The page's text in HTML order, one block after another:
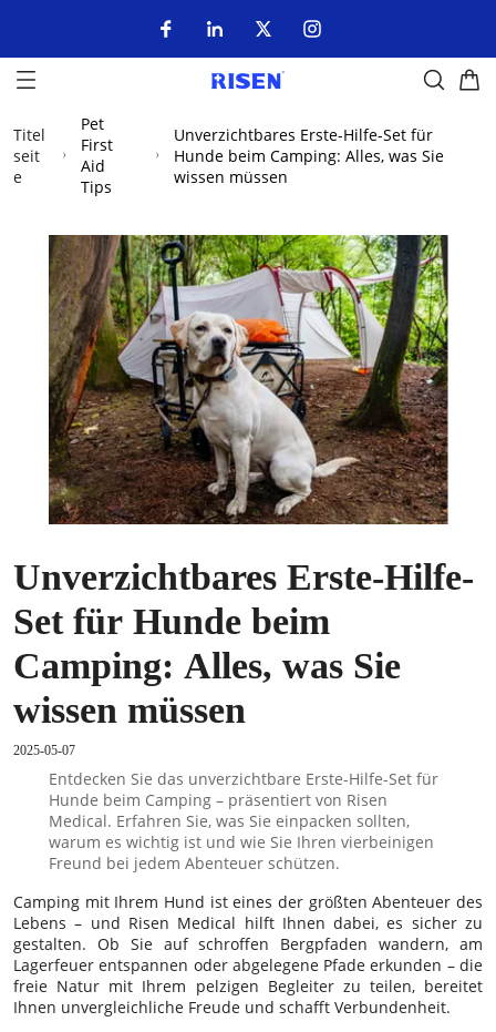
Titel
seit
e
Pet
First
Aid
Tips
Unverzichtbares Erste-Hilfe-Set für
Hunde beim Camping: Alles, was Sie
wissen müssen
Unverzichtbares Erste-Hilfe-
Set für Hunde beim
Camping: Alles, was Sie
wissen müssen
2025-05-07
Entdecken Sie das unverzichtbare Erste-Hilfe-Set für
Hunde beim Camping – präsentiert von Risen
Medical. Erfahren Sie, was Sie einpacken sollten,
warum es wichtig ist und wie Sie Ihren vierbeinigen
Freund bei jedem Abenteuer schützen.
Camping mit Ihrem Hund ist eines der größten Abenteuer des
Lebens – und Risen Medical hilft Ihnen dabei, es sicher zu
gestalten. Ob Sie auf schroffen Bergpfaden wandern, am
Lagerfeuer entspannen oder abgelegene Pfade erkunden – die
freie Natur mit Ihrem pelzigen Begleiter zu teilen, bereitet
Ihnen unvergleichliche Freude und schafft Verbundenheit.